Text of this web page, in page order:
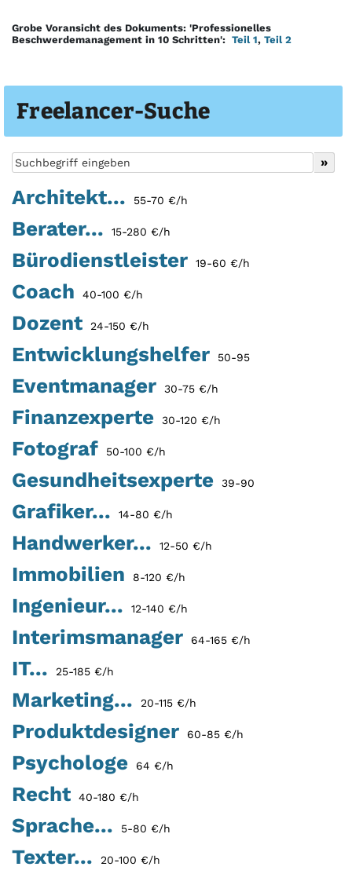
Freelancer-Suche
Architekt... 55-70 €/h
Berater... 15-280 €/h
Bürodienstleister 19-60 €/h
Coach 40-100 €/h
Dozent 24-150 €/h
Entwicklungshelfer 50-95
Eventmanager 30-75 €/h
Finanzexperte 30-120 €/h
Fotograf 50-100 €/h
Gesundheitsexperte 39-90
Grafiker... 14-80 €/h
Handwerker... 12-50 €/h
Immobilien 8-120 €/h
Ingenieur... 12-140 €/h
Interimsmanager 64-165 €/h
IT... 25-185 €/h
Marketing... 20-115 €/h
Produktdesigner 60-85 €/h
Psychologe 64 €/h
Recht 40-180 €/h
Sprache... 5-80 €/h
Texter... 20-100 €/h
Grobe Voransicht des Dokuments: 'Professionelles
Beschwerdemanagement in 10 Schritten': Teil 1, Teil 2